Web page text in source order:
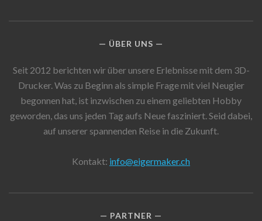
ÜBER UNS
Seit 2012 berichten wir über unsere Erlebnisse mit dem 3D-
Drucker. Was zu Beginn als simple Frage mit viel Neugier
begonnen hat, ist inzwischen zu einem geliebten Hobby
geworden, das uns jeden Tag aufs Neue fasziniert. Seid dabei,
auf unserer spannenden Reise in die Zukunft.
Kontakt: info@eigermaker.ch
PARTNER